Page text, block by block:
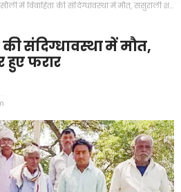
में विवाहिता की संदिग्धावस्था में मौत, ससुराली शव छोड़ कर हुए फरार
की संदिग्धावस्था में मौत,
हुए फरार